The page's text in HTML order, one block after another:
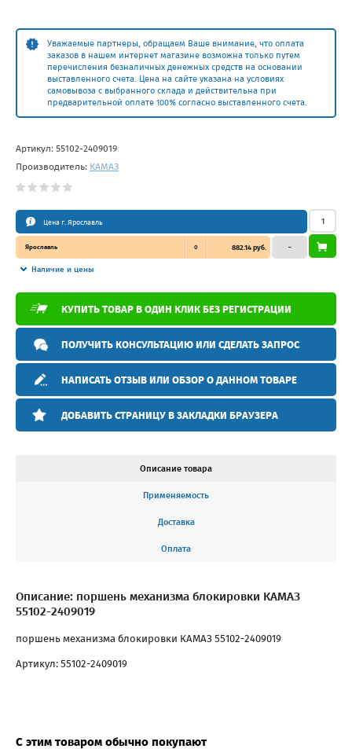
Уважаемые партнеры, обращаем Ваше внимание, что оплата
заказов в нашем интернет магазине возможна только путем
перечисления безналичных денежных средств на основании
выставленного счета. Цена на сайте указана на условиях
самовывоза с выбранного склада и действительна при
предварительной оплате 100% согласно выставленного счета.
Артикул: 55102-2409019
Производитель: КАМАЗ
Цена г. Ярославль
Ярославль 0 882.14 руб.
Наличие и цены
–
КУПИТЬ ТОВАР В ОДИН КЛИК БЕЗ РЕГИСТРАЦИИ
ПОЛУЧИТЬ КОНСУЛЬТАЦИЮ ИЛИ СДЕЛАТЬ ЗАПРОС
НАПИСАТЬ ОТЗЫВ ИЛИ ОБЗОР О ДАННОМ ТОВАРЕ
ДОБАВИТЬ СТРАНИЦУ В ЗАКЛАДКИ БРАУЗЕРА
Описание товара
Применяемость
Доставка
Оплата
Описание: поршень механизма блокировки КАМАЗ
55102-2409019
поршень механизма блокировки КАМАЗ 55102-2409019
Артикул: 55102-2409019
С этим товаром обычно покупают